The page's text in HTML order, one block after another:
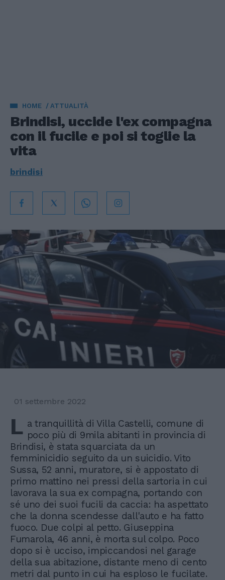
HOME ATTUALITÀ
Brindisi, uccide l'ex compagna
con il fucile e poi si toglie la
vita
brindisi
01 settembre 2022
L a tranquillità di Villa Castelli, comune di
poco più di 9mila abitanti in provincia di
Brindisi, è stata squarciata da un
femminicidio seguito da un suicidio. Vito
Sussa, 52 anni, muratore, si è appostato di
primo mattino nei pressi della sartoria in cui
lavorava la sua ex compagna, portando con
sé uno dei suoi fucili da caccia: ha aspettato
che la donna scendesse dall'auto e ha fatto
fuoco. Due colpi al petto. Giuseppina
Fumarola, 46 anni, è morta sul colpo. Poco
dopo si è ucciso, impiccandosi nel garage
della sua abitazione, distante meno di cento
metri dal punto in cui ha esploso le fucilate.